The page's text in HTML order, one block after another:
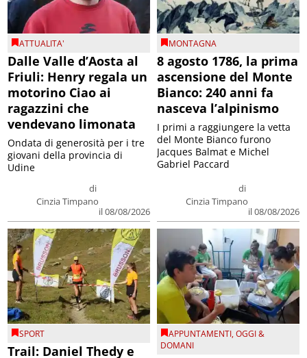
ATTUALITA'
Dalle Valle d’Aosta al
Friuli: Henry regala un
motorino Ciao ai
ragazzini che
vendevano limonata
di
Cinzia Timpano
il 08/08/2026
Ondata di generosità per i tre
giovani della provincia di
Udine
MONTAGNA
8 agosto 1786, la prima
ascensione del Monte
Bianco: 240 anni fa
nasceva l’alpinismo
di
Cinzia Timpano
il 08/08/2026
I primi a raggiungere la vetta
del Monte Bianco furono
Jacques Balmat e Michel
Gabriel Paccard
SPORT
Trail: Daniel Thedy e
APPUNTAMENTI,OGGI &
DOMANI